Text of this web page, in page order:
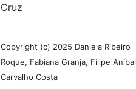
Cruz
Copyright (c) 2025 Daniela Ribeiro
Roque, Fabiana Granja, Filipe Aníbal
Carvalho Costa